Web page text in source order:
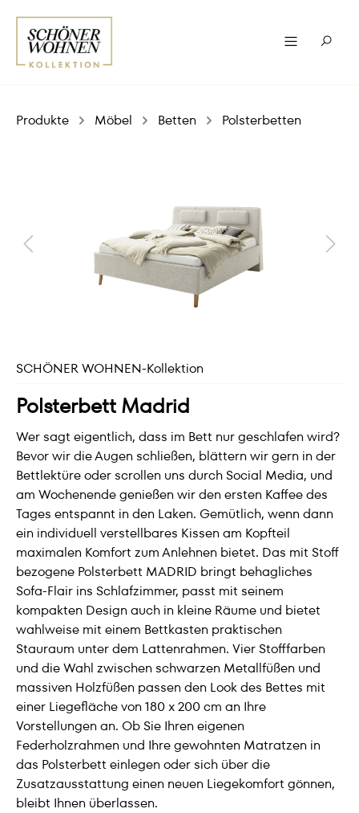
Produkte Möbel Betten Polsterbetten
SCHÖNER WOHNEN-Kollektion
Polsterbett Madrid
Wer sagt eigentlich, dass im Bett nur geschlafen wird?
Bevor wir die Augen schließen, blättern wir gern in der
Bettlektüre oder scrollen uns durch Social Media, und
am Wochenende genießen wir den ersten Kaffee des
Tages entspannt in den Laken. Gemütlich, wenn dann
ein individuell verstellbares Kissen am Kopfteil
maximalen Komfort zum Anlehnen bietet. Das mit Stoff
bezogene Polsterbett MADRID bringt behagliches
Sofa-Flair ins Schlafzimmer, passt mit seinem
kompakten Design auch in kleine Räume und bietet
wahlweise mit einem Bettkasten praktischen
Stauraum unter dem Lattenrahmen. Vier Stofffarben
und die Wahl zwischen schwarzen Metallfüßen und
massiven Holzfüßen passen den Look des Bettes mit
einer Liegefläche von 180 x 200 cm an Ihre
Vorstellungen an. Ob Sie Ihren eigenen
Federholzrahmen und Ihre gewohnten Matratzen in
das Polsterbett einlegen oder sich über die
Zusatzausstattung einen neuen Liegekomfort gönnen,
bleibt Ihnen überlassen.